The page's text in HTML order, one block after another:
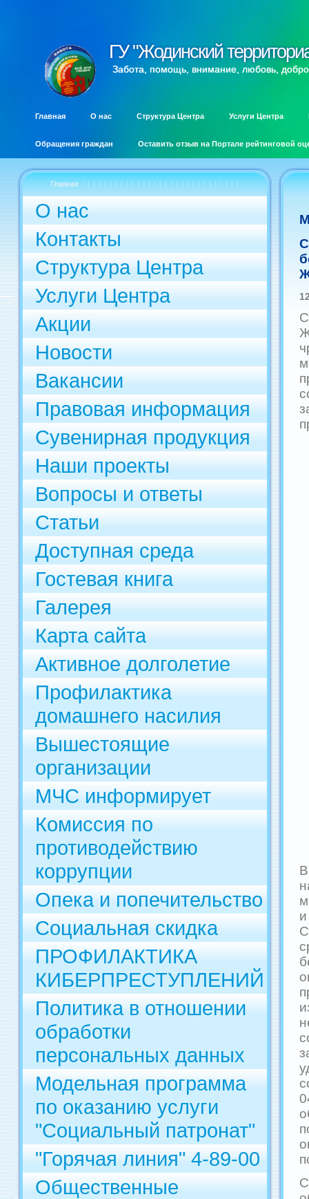
ГУ "Жодинский
ГУ "Жодинский
Забота, помощь, внимание, любовь, добро
Главная О нас Структура Центра Услуги Центра
Обращения граждан Оставить отзыв на Портале рейтинговой
Главная
О нас
Контакты
Структура Центра
Услуги Центра
Акции
Новости
Вакансии
Правовая информация
Сувенирная продукция
Наши проекты
Вопросы и ответы
Статьи
Доступная среда
Гостевая книга
Галерея
Карта сайта
Активное долголетие
Профилактика
домашнего насилия
Вышестоящие
организации
МЧС информирует
Комиссия по
противодействию
коррупции
Опека и попечительство
Социальная скидка
ПРОФИЛАКТИКА
КИБЕРПРЕСТУПЛЕНИЙ
Политика в отношении
обработки
персональных данных
Модельная программа
по оказанию услуги
"Социальный патронат"
"Горячая линия" 4-89-00
Общественные